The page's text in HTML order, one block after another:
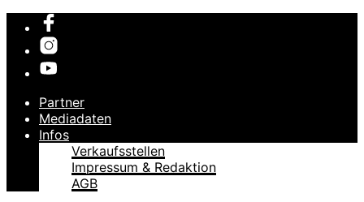
Partner
Mediadaten
Infos
Verkaufsstellen
Impressum & Redaktion
AGB